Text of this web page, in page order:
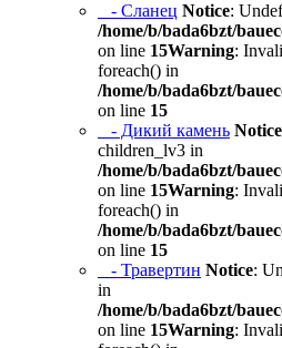
- Сланец Notice:
/home/b/bada6bzt/
on line 15Warning:
foreach() in
/home/b/bada6bzt/
on line 15
- Дикий камень Notice
children_lv3 in
/home/b/bada6bzt/
on line 15Warning:
foreach() in
/home/b/bada6bzt/
on line 15
- Травертин Notice:
in
/home/b/bada6bzt/
on line 15Warning: